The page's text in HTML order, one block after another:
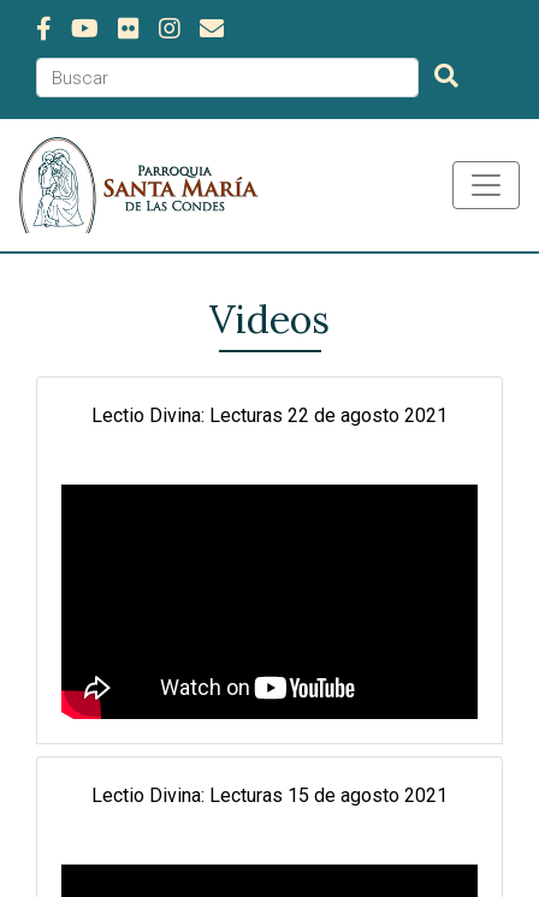
Videos
Lectio Divina: Lecturas 22 de agosto 2021
Lectio Divina: Lecturas 15 de agosto 2021